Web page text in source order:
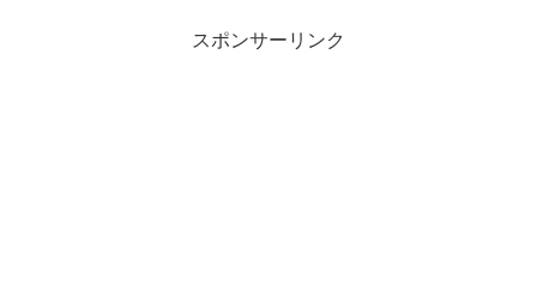
スポンサーリンク